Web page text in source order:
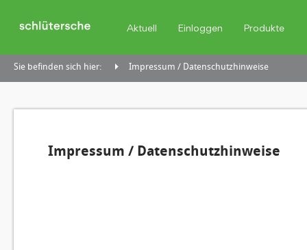
Aktuell Einloggen Produkte
Sie befinden sich hier: Impressum / Datenschutzhinweise
Impressum / Datenschutzhinweise